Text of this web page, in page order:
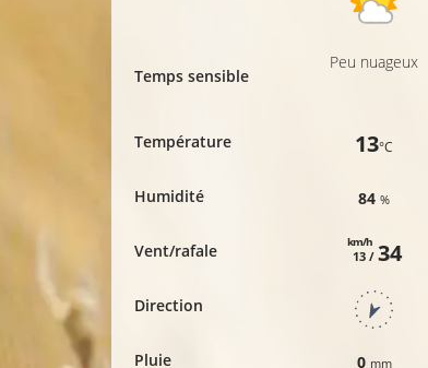
Temps sensible
Température
Humidité
Vent/rafale
Direction
Pluie
Peu nuageux
13°C
84%
13 /
km/h 34
0 mm